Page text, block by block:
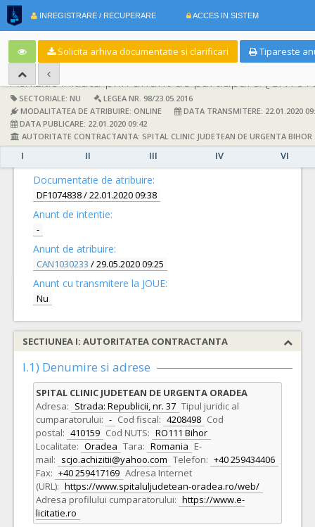
INREGISTRARE / RECUPERARE ACCES IN SISTEM
Solicita arhiva documentatie si clarificari Tipareste
Achizitie initiata prin anunt de participare:
SECTORIALE: NU
LEGEA NR. 98/23.05.2016
MODALITATEA DE ATRIBUIRE: ONLINE
DATA TRANSMITERE: 22.01.2020
DATA PUBLICARE: 22.01.2020 09:42
AUTORITATE CONTRACTANTA: SPITAL CLINIC JUDETEAN DE URGENTA BIHOR
I II III IV VI
DETALII
Documentatie de atribuire:
DF1074838/ 22.01.2020 09:38
Anunt de intentie:
-
Anunt de atribuire:
CAN1030233 / 29.05.2020 09:25
Anunt cu transmitere la JOUE:
Nu
SECTIUNEA I: AUTORITATEA CONTRACTANTA
I.1) Denumire si adrese
SPITAL CLINIC JUDETEAN DE URGENTA ORADEA
Adresa: Strada: Republicii, nr. 37 Tipul juridic al
cumparatorului: - Cod fiscal: 4208498 Cod
postal: 410159 Cod NUTS: RO111 Bihor
Localitate: Oradea Tara: Romania E-
mail: scjo.achizitii@yahoo.com Telefon: +40 259434406
Fax: +40 259417169 Adresa Internet
(URL): https://www.spitaluljudetean-oradea.ro/web/
Adresa profilului cumparatorului: https://www.e-
licitatie.ro